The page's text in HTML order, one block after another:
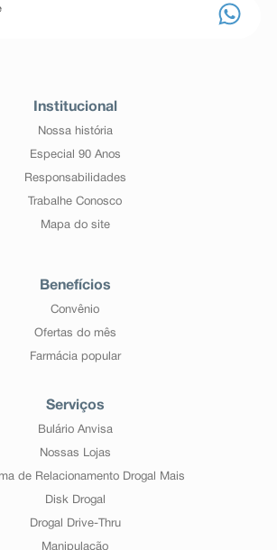
Institucional
Nossa história
Especial 90 Anos
Responsabilidades
Trabalhe Conosco
Mapa do site
Benefícios
Convênio
Ofertas do mês
Farmácia popular
Serviços
Bulário Anvisa
Nossas Lojas
de Relacionamento Drogal Mais
Disk Drogal
Drogal Drive-Thru
Manipulação